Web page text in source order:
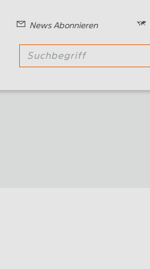
News Abonnieren